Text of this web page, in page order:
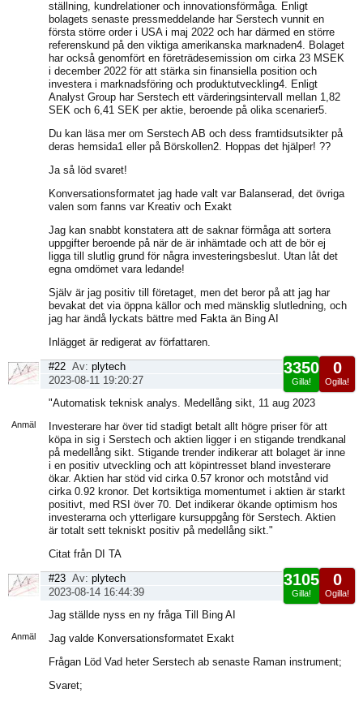
ställning, kundrelationer och innovationsförmåga. Enligt
bolagets senaste pressmeddelande har Serstech vunnit en
första större order i USA i maj 2022 och har därmed en större
referenskund på den viktiga amerikanska marknaden4. Bolaget
har också genomfört en företrädesemission om cirka 23 MSEK
i december 2022 för att stärka sin finansiella position och
investera i marknadsföring och produktutveckling4. Enligt
Analyst Group har Serstech ett värderingsintervall mellan 1,82
SEK och 6,41 SEK per aktie, beroende på olika scenarier5.
Du kan läsa mer om Serstech AB och dess framtidsutsikter på
deras hemsida1 eller på Börskollen2. Hoppas det hjälper! ??
Ja så löd svaret!
Konversationsformatet jag hade valt var Balanserad, det övriga
valen som fanns var Kreativ och Exakt
Jag kan snabbt konstatera att de saknar förmåga att sortera
uppgifter beroende på när de är inhämtade och att de bör ej
ligga till slutlig grund för några investeringsbeslut. Utan låt det
egna omdömet vara ledande!
Själv är jag positiv till företaget, men det beror på att jag har
bevakat det via öppna källor och med mänsklig slutledning, och
jag har ändå lyckats bättre med Fakta än Bing AI
Inlägget är redigerat av författaren.
Anmäl
0
Ogilla!
3350
Gilla!
#22 Av: plytech
2023-08-11 19:20:27
"Automatisk teknisk analys. Medellång sikt, 11 aug 2023
Investerare har över tid stadigt betalt allt högre priser för att
köpa in sig i Serstech och aktien ligger i en stigande trendkanal
på medellång sikt. Stigande trender indikerar att bolaget är inne
i en positiv utveckling och att köpintresset bland investerare
ökar. Aktien har stöd vid cirka 0.57 kronor och motstånd vid
cirka 0.92 kronor. Det kortsiktiga momentumet i aktien är starkt
positivt, med RSI över 70. Det indikerar ökande optimism hos
investerarna och ytterligare kursuppgång för Serstech. Aktien
är totalt sett tekniskt positiv på medellång sikt."
Citat från DI TA
Anmäl
0
Ogilla!
3105
Gilla!
#23 Av: plytech
2023-08-14 16:44:39
Jag ställde nyss en ny fråga Till Bing AI
Jag valde Konversationsformatet Exakt
Frågan Löd Vad heter Serstech ab senaste Raman instrument;
Svaret;